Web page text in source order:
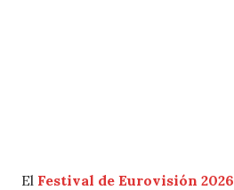
El Festival de Eurovisión 2026